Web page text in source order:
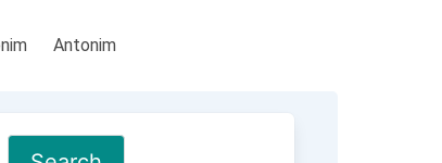
Antonim